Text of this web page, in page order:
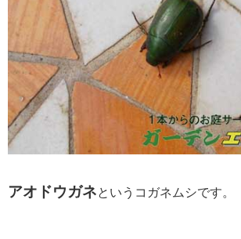
アオドウガネというコガネムシです。